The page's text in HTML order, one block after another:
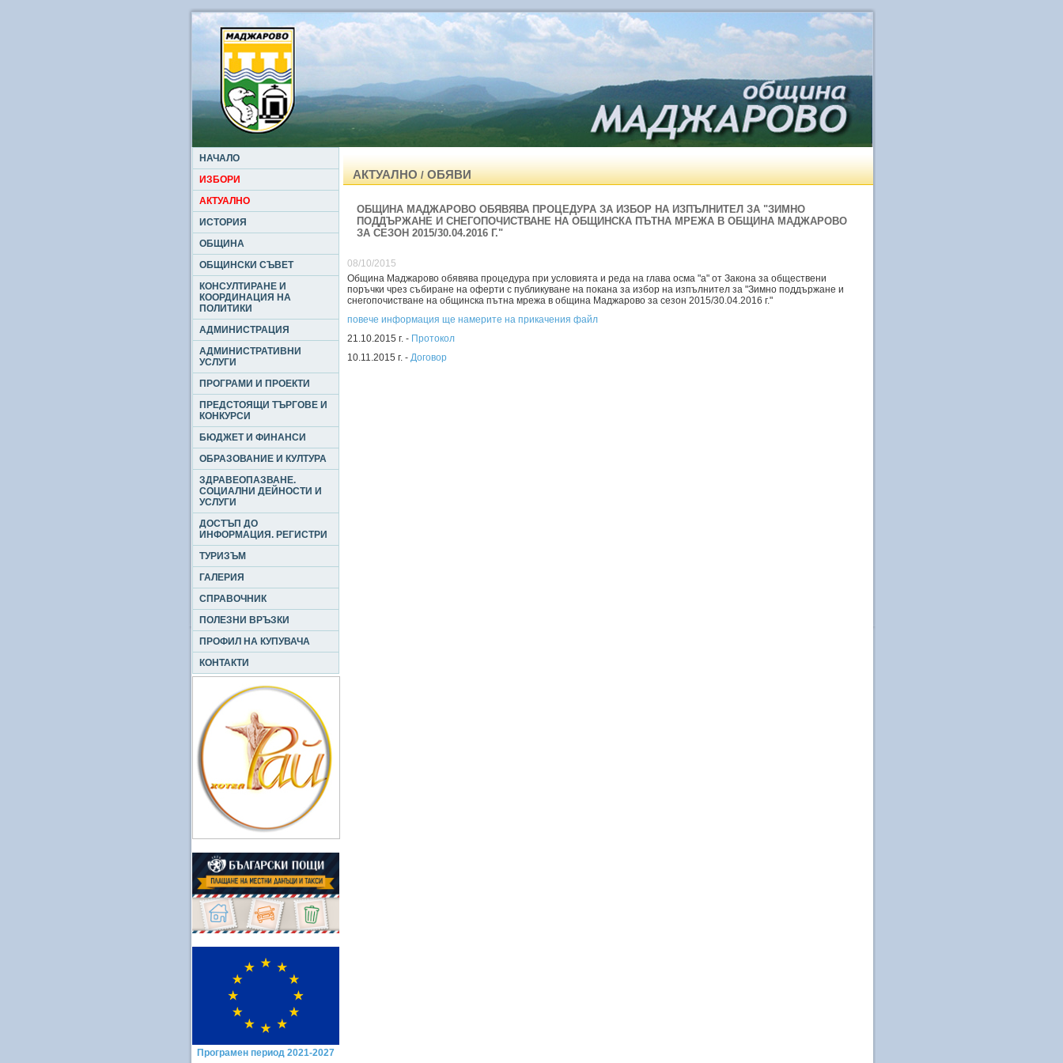
НАЧАЛО
ИЗБОРИ
АКТУАЛНО
ИСТОРИЯ
ОБЩИНА
ОБЩИНСКИ СЪВЕТ
КОНСУЛТИРАНЕ И
КООРДИНАЦИЯ НА
ПОЛИТИКИ
АДМИНИСТРАЦИЯ
АДМИНИСТРАТИВНИ
УСЛУГИ
ПРОГРАМИ И ПРОЕКТИ
ПРЕДСТОЯЩИ ТЪРГОВЕ И
КОНКУРСИ
БЮДЖЕТ И ФИНАНСИ
ОБРАЗОВАНИЕ И КУЛТУРА
ЗДРАВЕОПАЗВАНЕ.
СОЦИАЛНИ ДЕЙНОСТИ И
УСЛУГИ
ДОСТЪП ДО
ИНФОРМАЦИЯ. РЕГИСТРИ
ТУРИЗЪМ
ГАЛЕРИЯ
СПРАВОЧНИК
ПОЛЕЗНИ ВРЪЗКИ
ПРОФИЛ НА КУПУВАЧА
КОНТАКТИ
Програмен период 2021-2027
АКТУАЛНО/ОБЯВИ
ОБЩИНА МАДЖАРОВО ОБЯВЯВА ПРОЦЕДУРА ЗА ИЗБОР НА ИЗПЪЛНИТЕЛ ЗА "ЗИМНО
ПОДДЪРЖАНЕ И СНЕГОПОЧИСТВАНЕ НА ОБЩИНСКА ПЪТНА МРЕЖА В ОБЩИНА МАДЖАРОВО
ЗА СЕЗОН 2015/30.04.2016 Г."
08/10/2015
Община Маджарово обявява процедура при условията и реда на глава осма "а" от Закона за обществени
поръчки чрез събиране на оферти с публикуване на покана за избор на изпълнител за "Зимно поддържане и
снегопочистване на общинска пътна мрежа в община Маджарово за сезон 2015/30.04.2016 г."
повече информация ще намерите на прикачения файл
21.10.2015 г. - Протокол
10.11.2015 г. - Договор